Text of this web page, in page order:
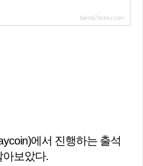
barista7.tistory.com
에서 진행하는 출석
아보았다.